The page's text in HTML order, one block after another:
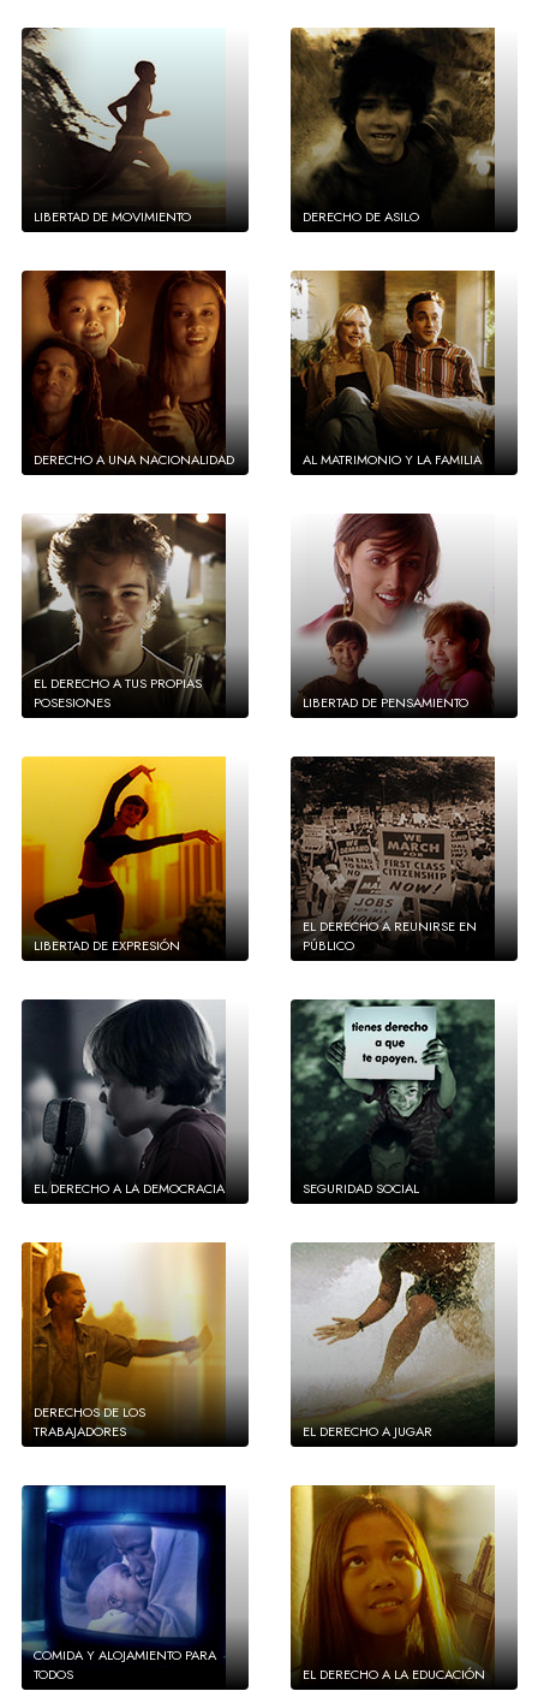
LIBERTAD DE MOVIMIENTO DERECHO DE ASILO
DERECHO A UNA NACIONALIDAD AL MATRIMONIO Y LA FAMILIA
EL DERECHO A TUS PROPIAS
POSESIONES
LIBERTAD DE PENSAMIENTO
LIBERTAD DE EXPRESIÓN
EL DERECHO A REUNIRSE EN
PÚBLICO
EL DERECHO A LA DEMOCRACIA SEGURIDAD SOCIAL
DERECHOS DE LOS
TRABAJADORES
EL DERECHO A JUGAR
COMIDA Y ALOJAMIENTO PARA
TODOS
EL DERECHO A LA EDUCACIÓN